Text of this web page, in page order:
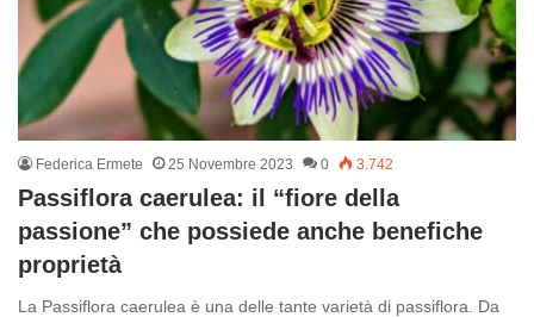
Federica Ermete 25 Novembre 2023 0 3.742
Passiflora caerulea: il “fiore della
passione” che possiede anche benefiche
proprietà
La Passiflora caerulea è una delle tante varietà di passiflora. Da